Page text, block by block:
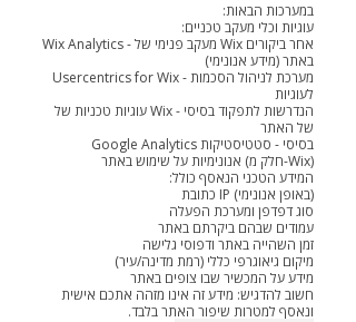
במערכות הבאות:
עוגיות וכלי מעקב טכניים:
Wix Analytics - מעקב פנימי של Wix אחר ביקורים
באתר (מידע אנונימי)
Usercentrics for Wix - מערכת לניהול הסכמות
לעוגיות
עוגיות טכניות של Wix - הנדרשות לתפקוד בסיסי
של האתר
Google Analytics בסיסי - סטטיסטיקות
אנונימיות על שימוש באתר (חלק מ-Wix)
המידע הטכני הנאסף כולל:
כתובת IP (באופן אנונימי)
סוג דפדפן ומערכת הפעלה
עמודים שבהם ביקרתם באתר
זמן השהייה באתר ודפוסי גלישה
מיקום גיאוגרפי כללי (רמת מדינה/עיר)
מידע על המכשיר שבו צופים באתר
חשוב להדגיש: מידע זה אינו מזהה אתכם אישית
ונאסף למטרות שיפור האתר בלבד.